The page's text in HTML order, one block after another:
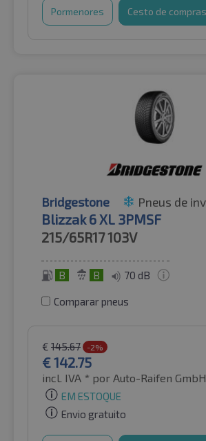
Pormenores Cesto de compras
Bridgestone Pneus de
Blizzak 6 XL 3PMSF
215/65R17103V
B B 70 dB
Comparar pneus
€ 145.67 -2%
€142.75
incl. IVA * por Auto-Raifen GmbH
EM ESTOQUE
Envio gratuito